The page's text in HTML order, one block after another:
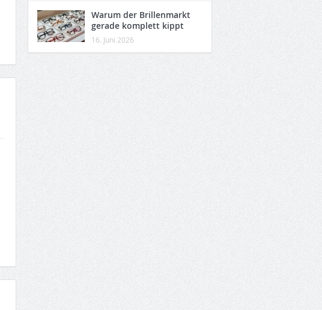
Warum der Brillenmarkt
gerade komplett kippt
16. Juni 2026